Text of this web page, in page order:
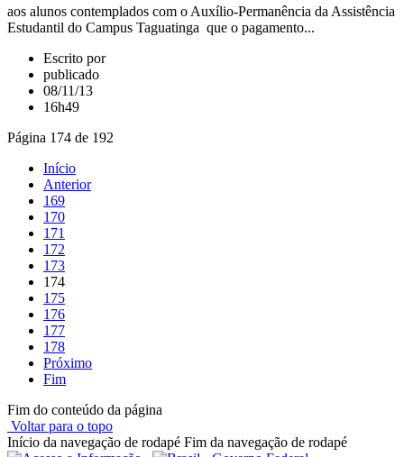
aos alunos contemplados com o Auxílio-Permanência da Assistência
Estudantil do Campus Taguatinga que o pagamento...
Escrito por
publicado
08/11/13
16h49
Página 174 de 192
Início
Anterior
169
170
171
172
173
174
175
176
177
178
Próximo
Fim
Fim do conteúdo da página
Voltar para o topo
Início da navegação de rodapé Fim da navegação de rodapé